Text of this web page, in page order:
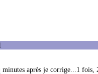
après je corrige...1